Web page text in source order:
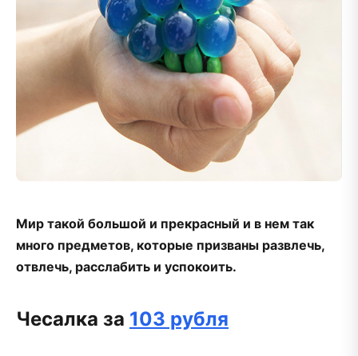
Мир такой большой и прекрасный и в нем так
много предметов, которые призваны развлечь,
отвлечь, расслабить и успокоить.
Чесалка за 103 рубля